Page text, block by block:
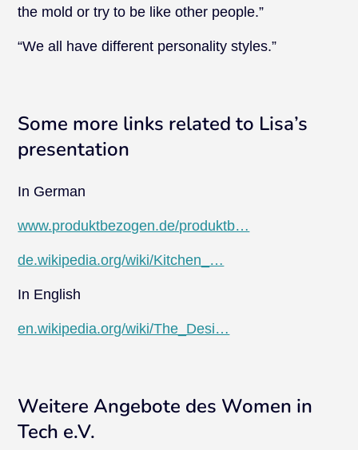
the mold or try to be like other people.”
“We all have different personality styles.”
Some more links related to Lisa’s
presentation
In German
www.produktbezogen.de/produktb…
de.wikipedia.org/wiki/Kitchen_…
In English
en.wikipedia.org/wiki/The_Desi…
Weitere Angebote des Women in
Tech e.V.